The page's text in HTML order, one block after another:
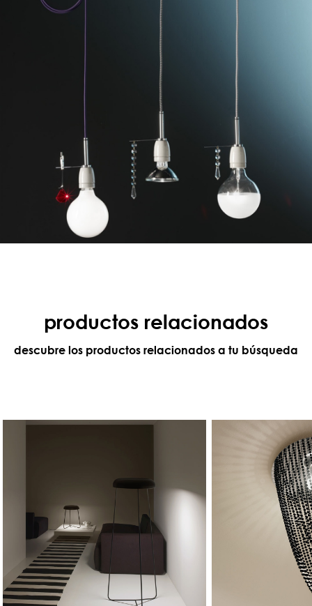
productos relacionados
descubre los productos relacionados a tu búsqueda